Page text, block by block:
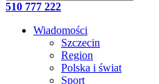
510 777 222
Wiadomości
Szczecin
Region
Polska i świat
Sport